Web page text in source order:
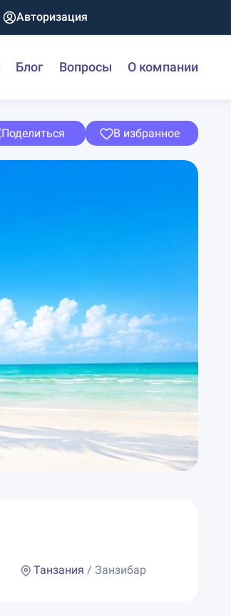
Авторизация
Блог Вопросы О компании
Поделиться В избранное
Танзания / Занзибар